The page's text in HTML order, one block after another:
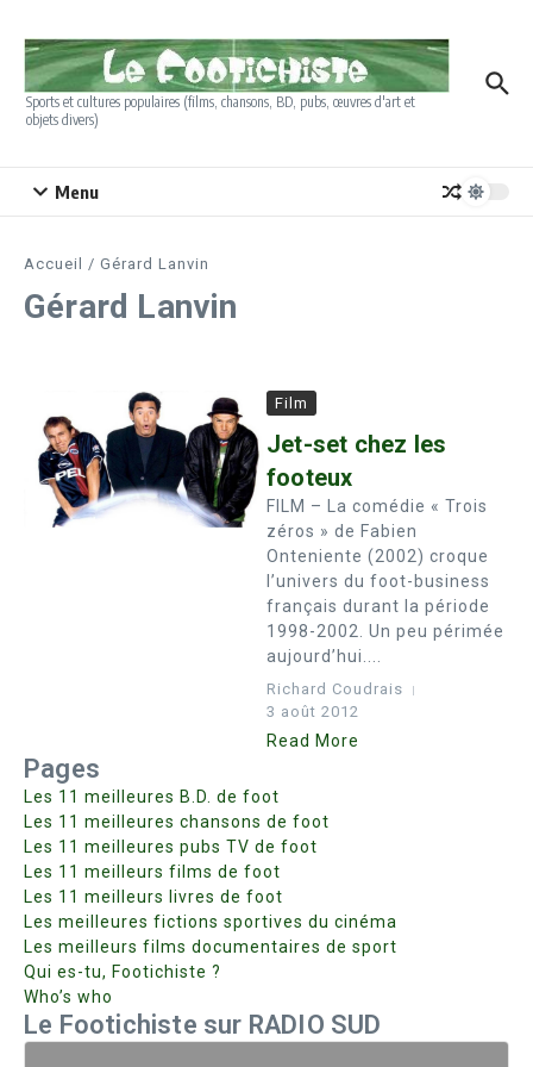
Sports et cultures populaires (films, chansons, BD, pubs, œuvres d'art et
objets divers)
Menu
Accueil / Gérard Lanvin
Gérard Lanvin
Film
Jet-set chez les
footeux
FILM – La comédie « Trois
zéros » de Fabien
Onteniente (2002) croque
l’univers du foot-business
français durant la période
1998-2002. Un peu périmée
aujourd’hui....
Richard Coudrais
3 août 2012
Read More
Pages
Les 11 meilleures B.D. de foot
Les 11 meilleures chansons de foot
Les 11 meilleures pubs TV de foot
Les 11 meilleurs films de foot
Les 11 meilleurs livres de foot
Les meilleures fictions sportives du cinéma
Les meilleurs films documentaires de sport
Qui es-tu, Footichiste ?
Who’s who
Le Footichiste sur RADIO SUD